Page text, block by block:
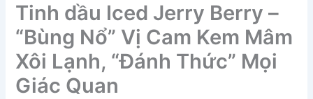
Tinh dầu Iced Jerry Berry –
“Bùng Nổ” Vị Cam Kem Mâm
Xôi Lạnh, “Đánh Thức” Mọi
Giác Quan